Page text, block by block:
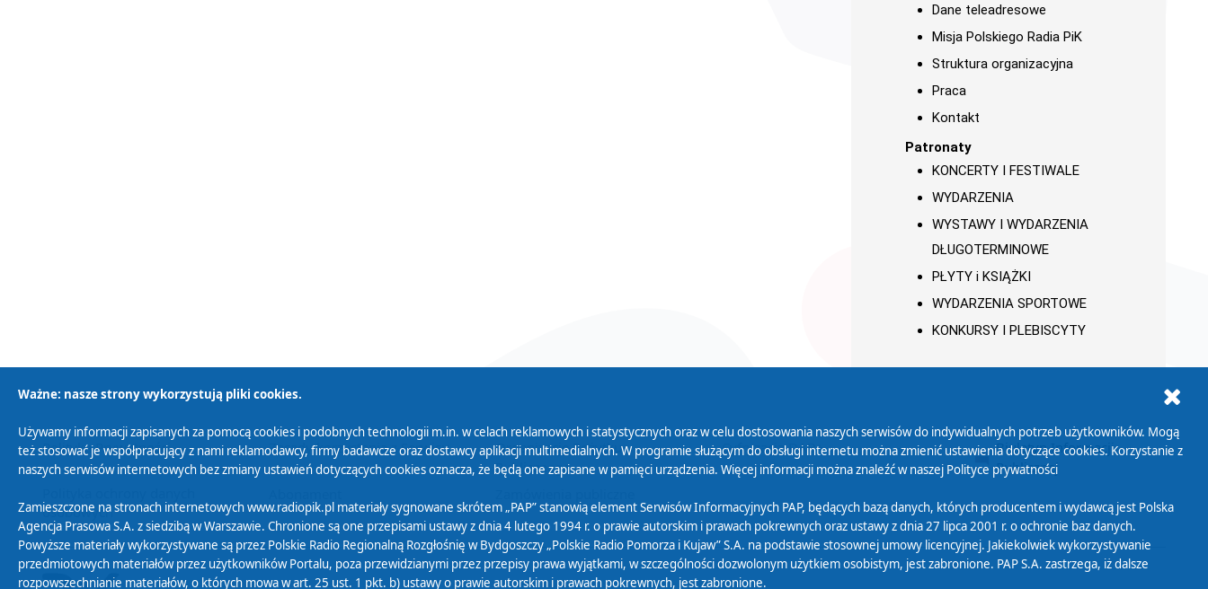
Dane teleadresowe
Misja Polskiego Radia PiK
Struktura organizacyjna
Praca
Kontakt
Patronaty
KONCERTY I FESTIWALE
WYDARZENIA
WYSTAWY I WYDARZENIA
DŁUGOTERMINOWE
PŁYTY i KSIĄŻKI
WYDARZENIA SPORTOWE
KONKURSY I PLEBISCYTY
Polityka Prywatności Zasady korzystania z Serwisu
Organizacje Pożytku
Publicznego
Cyfryzacja DAB+
osobowych
Biuletyn Informacji
Publicznej
Ważne: nasze strony wykorzystują pliki cookies.
Używamy informacji zapisanych za pomocą cookies i podobnych technologii m.in. w celach reklamowych i statystycznych oraz w celu dostosowania naszych serwisów do indywidualnych potrzeb użytkowników. Mogą
też stosować je współpracujący z nami reklamodawcy, firmy badawcze oraz dostawcy aplikacji multimedialnych. W programie służącym do obsługi internetu można zmienić ustawienia dotyczące cookies. Korzystanie z
naszych serwisów internetowych bez zmiany ustawień dotyczących cookies oznacza, że będą one zapisane w pamięci urządzenia. Więcej informacji można znaleźć w naszej Polityce prywatności
Zamieszczone na stronach internetowych www.radiopik.pl materiały sygnowane skrótem „PAP” stanowią element Serwisów Informacyjnych PAP, będących bazą danych, których producentem i wydawcą jest Polska
Agencja Prasowa S.A. z siedzibą w Warszawie. Chronione są one przepisami ustawy z dnia 4 lutego 1994 r. o prawie autorskim i prawach pokrewnych oraz ustawy z dnia 27 lipca 2001 r. o ochronie baz danych.
Powyższe materiały wykorzystywane są przez Polskie Radio Regionalną Rozgłośnię w Bydgoszczy „Polskie Radio Pomorza i Kujaw” S.A. na podstawie stosownej umowy licencyjnej. Jakiekolwiek wykorzystywanie
przedmiotowych materiałów przez użytkowników Portalu, poza przewidzianymi przez przepisy prawa wyjątkami, w szczególności dozwolonym użytkiem osobistym, jest zabronione. PAP S.A. zastrzega, iż dalsze
rozpowszechnianie materiałów, o których mowa w art. 25 ust. 1 pkt. b) ustawy o prawie autorskim i prawach pokrewnych, jest zabronione.